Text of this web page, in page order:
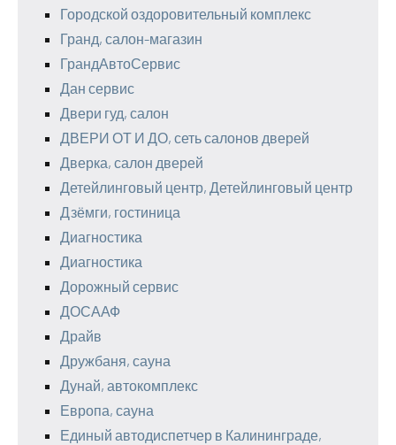
Городской оздоровительный комплекс
Гранд, салон-магазин
ГрандАвтоСервис
Дан сервис
Двери гуд, салон
ДВЕРИ ОТ И ДО, сеть салонов дверей
Дверка, салон дверей
Детейлинговый центр, Детейлинговый центр
Дзёмги, гостиница
Диагностика
Диагностика
Дорожный сервис
ДОСААФ
Драйв
Дружбаня, сауна
Дунай, автокомплекс
Европа, сауна
Единый автодиспетчер в Калининграде,